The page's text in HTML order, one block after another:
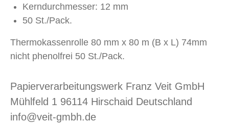
Kerndurchmesser: 12 mm
50 St./Pack.
Thermokassenrolle 80 mm x 80 m (B x L) 74mm
nicht phenolfrei 50 St./Pack.
Papierverarbeitungswerk Franz Veit GmbH
Mühlfeld 1 96114 Hirschaid Deutschland
info@veit-gmbh.de